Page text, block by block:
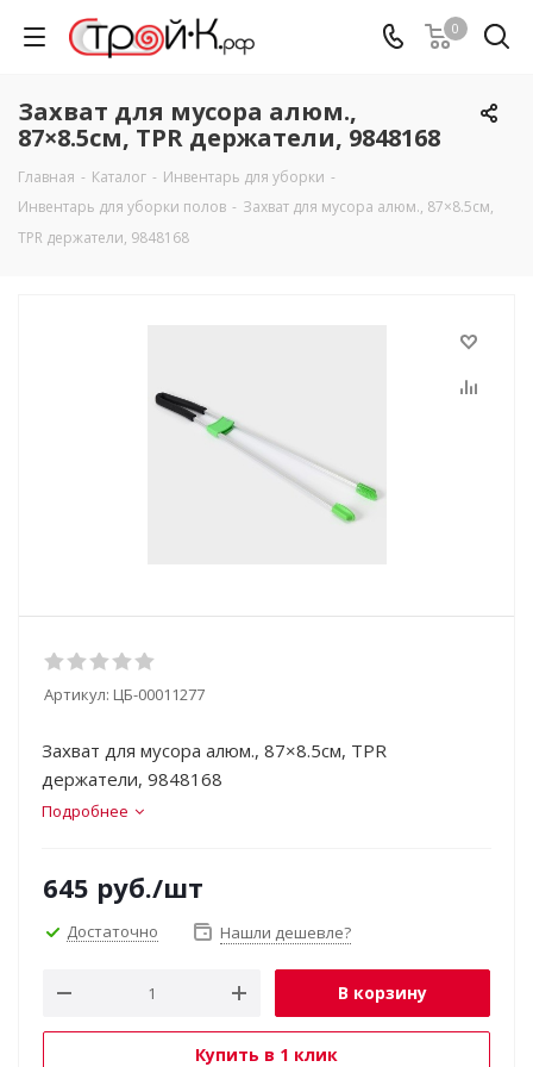
0
Захват для мусора алюм.,
87×8.5см, TPR держатели, 9848168
Главная - Каталог - Инвентарь для уборки -
Инвентарь для уборки полов - Захват для мусора алюм., 87×8.5см,
TPR держатели, 9848168
Артикул: ЦБ-00011277
Захват для мусора алюм., 87×8.5см, TPR
держатели, 9848168
Подробнее
645 руб./шт
Достаточно Нашли дешевле?
В корзину
Купить в 1 клик